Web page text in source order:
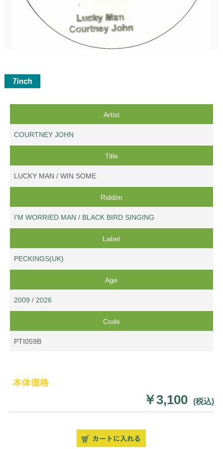
Artist
COURTNEY JOHN
Title
LUCKY MAN / WIN SOME
Riddim
I'M WORRIED MAN / BLACK BIRD SINGING
Label
PECKINGS(UK)
Age
2009 / 2026
Code
PTI059B
本体価格
￥3,100 (税込)